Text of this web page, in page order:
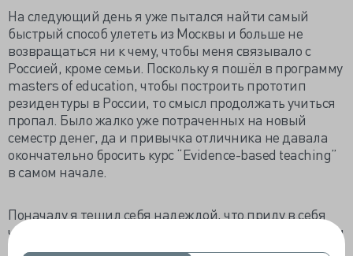
На следующий день я уже пытался найти самый
быстрый способ улететь из Москвы и больше не
возвращаться ни к чему, чтобы меня связывало с
Россией, кроме семьи. Поскольку я пошёл в программу
masters of education, чтобы построить прототип
резидентуры в России, то смысл продолжать учиться
пропал. Было жалко уже потраченных на новый
семестр денег, да и привычка отличника не давала
окончательно бросить курс “Evidence-based teaching”
в самом начале.
Поначалу я тешил себя надеждой, что приду в себя
через день-другой, и возьмусь за учёбу. Ужасные вести
войны продолжали поступать бесперебойно. Днём и